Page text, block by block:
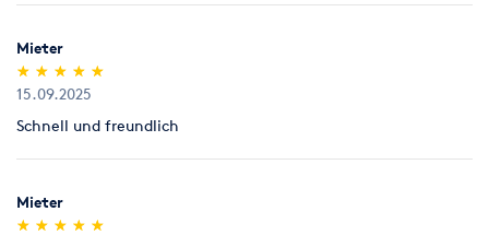
Als Neukunde bitten wir Sie einen gültigen amtlichen
(Personalausweis).
Mieter
(*)
★
★
(*) ★
★
(*) ★
★
(*) ★
★
(*) ★
★
15.09.2025
Schnell und freundlich
Mieter
(*)
★
★
(*) ★
★
(*) ★
★
(*) ★
★
(*) ★
★